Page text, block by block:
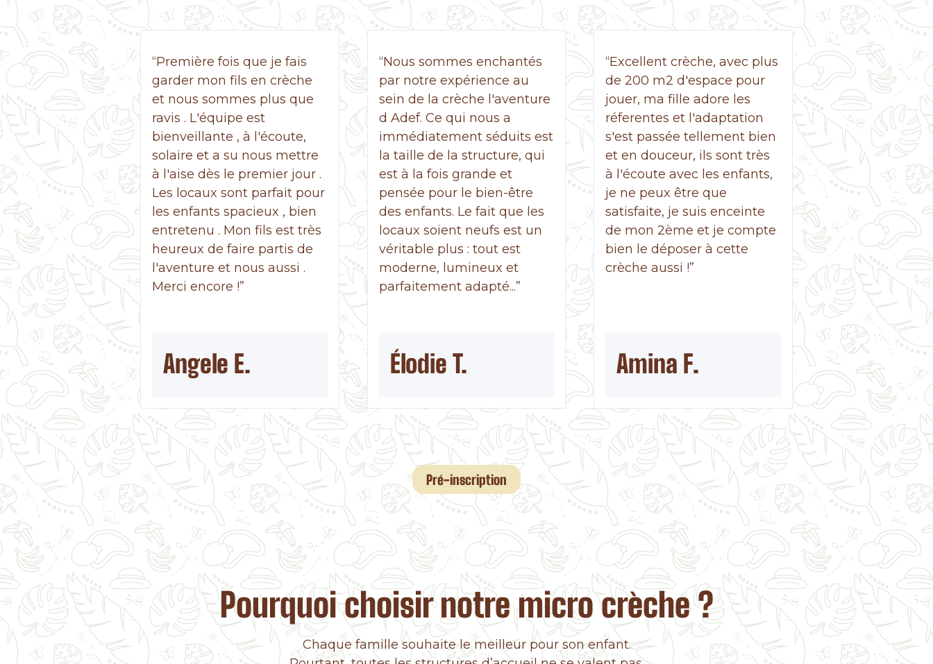
“Première fois que je fais
garder mon fils en crèche
et nous sommes plus que
ravis . L'équipe est
bienveillante , à l'écoute,
solaire et a su nous mettre
à l'aise dès le premier jour .
Les locaux sont parfait pour
les enfants spacieux , bien
entretenu . Mon fils est très
heureux de faire partis de
l'aventure et nous aussi .
Merci encore !”
Angele E.
“Nous sommes enchantés
par notre expérience au
sein de la crèche l'aventure
d Adef. Ce qui nous a
immédiatement séduits est
la taille de la structure, qui
est à la fois grande et
pensée pour le bien-être
des enfants. Le fait que les
locaux soient neufs est un
véritable plus : tout est
moderne, lumineux et
parfaitement adapté...”
Élodie T.
“Excellent crèche, avec plus
de 200 m2 d'espace pour
jouer, ma fille adore les
réferentes et l'adaptation
s'est passée tellement bien
et en douceur, ils sont très
à l'écoute avec les enfants,
je ne peux être que
satisfaite, je suis enceinte
de mon 2ème et je compte
bien le déposer à cette
crèche aussi !”
Amina F.
Pré-inscription
Pourquoi choisir notre micro crèche ?
Chaque famille souhaite le meilleur pour son enfant.